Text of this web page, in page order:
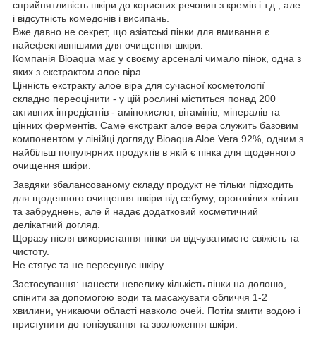
сприйнятливість шкіри до корисних речовин з кремів і т.д., але
і відсутність комедонів і висипань.
Вже давно не секрет, що азіатські пінки для вмивання є
найефективнішими для очищення шкіри.
Компанія Bioaqua має у своєму арсеналі чимало пінок, одна з
яких з екстрактом алое віра.
Цінність екстракту алое віра для сучасної косметології
складно переоцінити - у цій рослині міститься понад 200
активних інгредієнтів - амінокислот, вітамінів, мінералів та
цінних ферментів. Саме екстракт алое вера служить базовим
компонентом у лінійці догляду Bioaqua Aloe Vera 92%, одним з
найбільш популярних продуктів в якій є пінка для щоденного
очищення шкіри.
Завдяки збалансованому складу продукт не тільки підходить
для щоденного очищення шкіри від себуму, ороговілих клітин
та забруднень, але й надає додатковий косметичний
делікатний догляд.
Щоразу після використання пінки ви відчуватимете свіжість та
чистоту.
Не стягує та не пересушує шкіру.
Застосування: нанести невелику кількість пінки на долоню,
спінити за допомогою води та масажувати обличчя 1-2
хвилини, уникаючи області навколо очей. Потім змити водою і
приступити до тонізування та зволоження шкіри.